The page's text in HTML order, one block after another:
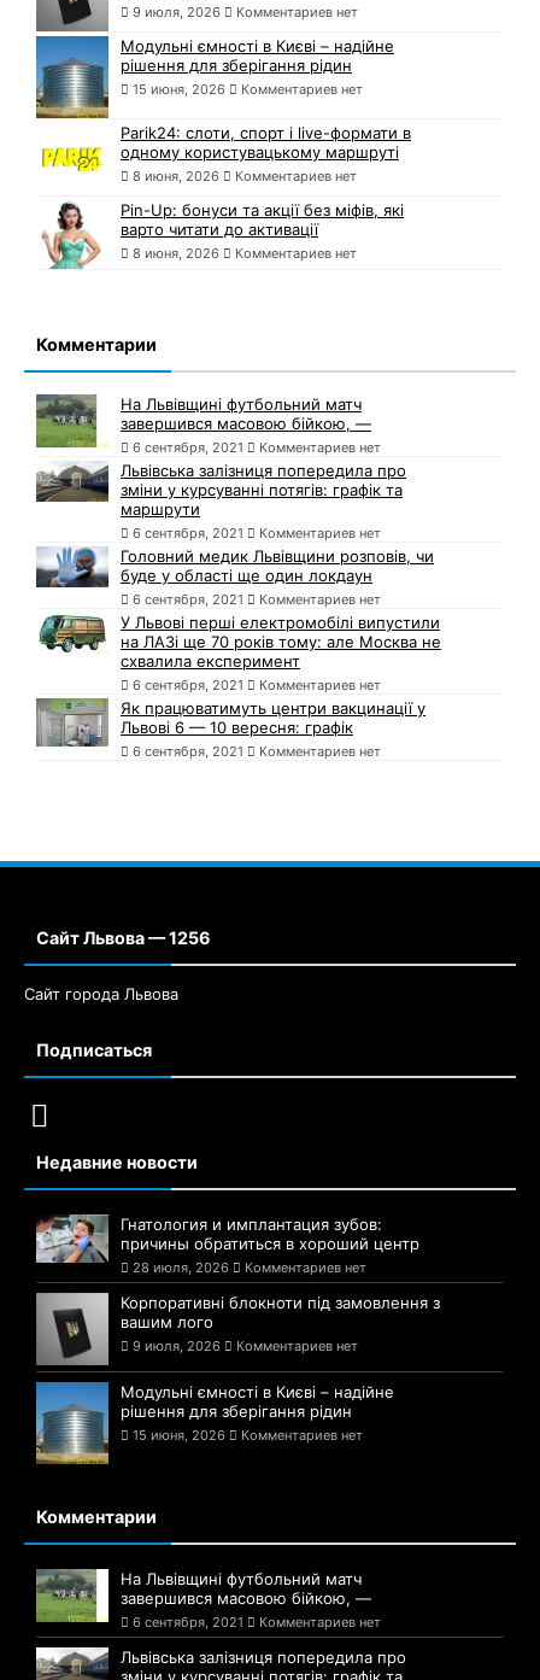
9 июля, 2026 Комментариев нет
Модульні ємності в Києві – надійне
рішення для зберігання рідин
15 июня, 2026 Комментариев нет
Parik24: слоти, спорт і live-формати в
одному користувацькому маршруті
8 июня, 2026 Комментариев нет
Pin-Up: бонуси та акції без міфів, які
варто читати до активації
8 июня, 2026 Комментариев нет
Комментарии
На Львівщині футбольний матч
завершився масовою бійкою, —
6 сентября, 2021 Комментариев нет
Львівська залізниця попередила про
зміни у курсуванні потягів: графік та
маршрути
6 сентября, 2021 Комментариев нет
Головний медик Львівщини розповів, чи
буде у області ще один локдаун
6 сентября, 2021 Комментариев нет
У Львові перші електромобілі випустили
на ЛАЗі ще 70 років тому: але Москва не
схвалила експеримент
6 сентября, 2021 Комментариев нет
Як працюватимуть центри вакцинації у
Львові 6 — 10 вересня: графік
6 сентября, 2021 Комментариев нет
Сайт Львова — 1256
Сайт города Львова
Подписаться
Недавние новости
Гнатология и имплантация зубов:
причины обратиться в хороший центр
28 июля, 2026 Комментариев нет
Корпоративні блокноти під замовлення з
вашим лого
9 июля, 2026 Комментариев нет
Модульні ємності в Києві – надійне
рішення для зберігання рідин
15 июня, 2026 Комментариев нет
Комментарии
На Львівщині футбольний матч
завершився масовою бійкою, —
6 сентября, 2021 Комментариев нет
Львівська залізниця попередила про